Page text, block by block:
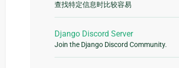
查找特定信息时比较容易
Django Discord Server
Join the Django Discord Community.